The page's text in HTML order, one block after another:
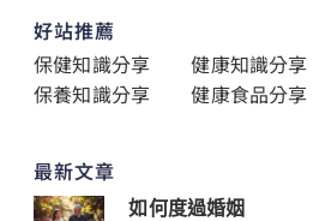
好站推薦
保健知識分享
健康知識分享
保養知識分享
健康食品分享
最新文章
如何度過婚姻